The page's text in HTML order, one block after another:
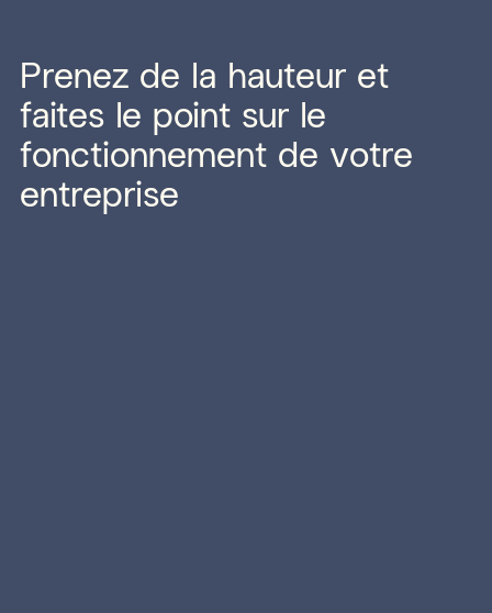
Prenez de la hauteur et
faites le point sur le
fonctionnement de votre
entreprise